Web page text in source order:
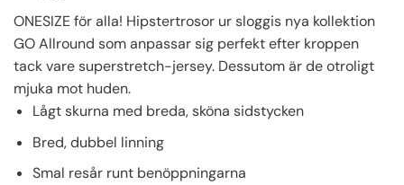
ONESIZE för alla! Hipstertrosor ur sloggis nya kollektion
GO Allround som anpassar sig perfekt efter kroppen
tack vare superstretch-jersey. Dessutom är de otroligt
mjuka mot huden.
Lågt skurna med breda, sköna sidstycken
Bred, dubbel linning
Smal resår runt benöppningarna